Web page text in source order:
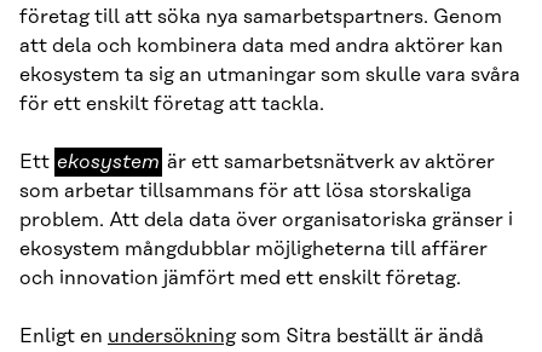
företag till att söka nya samarbetspartners. Genom
att dela och kombinera data med andra aktörer kan
ekosystem ta sig an utmaningar som skulle vara svåra
för ett enskilt företag att tackla.
Ett ekosystem
ekosystem är ett samarbetsnätverk av aktörer
som arbetar tillsammans för att lösa storskaliga
problem. Att dela data över organisatoriska gränser i
ekosystem mångdubblar möjligheterna till affärer
och innovation jämfört med ett enskilt företag.
Enligt en undersökningsom Sitra beställt är ändå